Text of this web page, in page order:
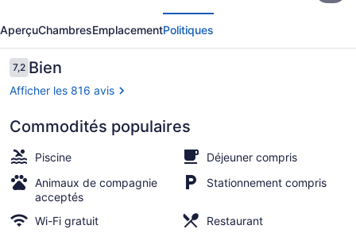
Comfort
Suites
Forsyth
near
75
Hall
AperçuChambresEmplacementPolitiques
Avis
7,27,2 sur 10 –
Bien
Afficher les 816 avis
Commodités populaires
Piscine
Déjeuner compris
Animaux de compagnie
acceptés
Stationnement compris
Wi-Fi gratuit Restaurant